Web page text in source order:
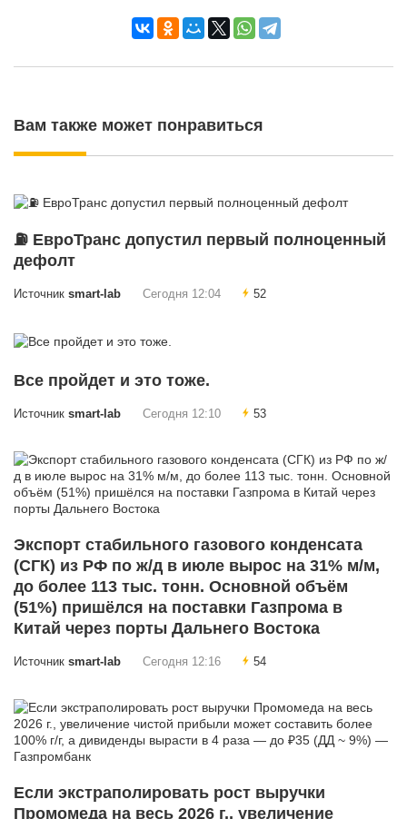
Вам также может понравиться
⛽ ЕвроТранс допустил первый полноценный
дефолт
Источник smart-lab Сегодня 12:04 52
Все пройдет и это тоже.
Источник smart-lab Сегодня 12:10 53
Экспорт стабильного газового конденсата
(СГК) из РФ по ж/д в июле вырос на 31% м/м,
до более 113 тыс. тонн. Основной объём
(51%) пришёлся на поставки Газпрома в
Китай через порты Дальнего Востока
Источник smart-lab Сегодня 12:16 54
Если экстраполировать рост выручки
Промомеда на весь 2026 г., увеличение